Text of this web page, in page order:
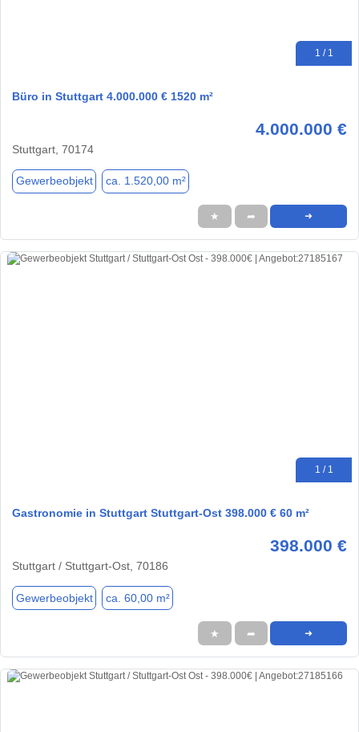
1 / 1
Büro in Stuttgart 4.000.000 € 1520 m²
4.000.000 €
Stuttgart, 70174
Gewerbeobjekt ca. 1.520,00 m²
★ ➦ ➜
1 / 1
Gastronomie in Stuttgart Stuttgart-Ost 398.000 € 60 m²
398.000 €
Stuttgart / Stuttgart-Ost, 70186
Gewerbeobjekt ca. 60,00 m²
★ ➦ ➜